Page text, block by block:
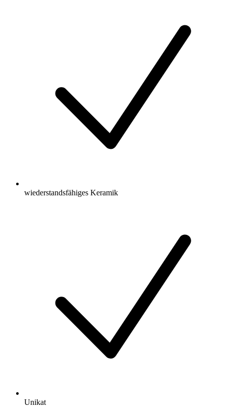
wiederstandsfähiges Keramik
Unikat